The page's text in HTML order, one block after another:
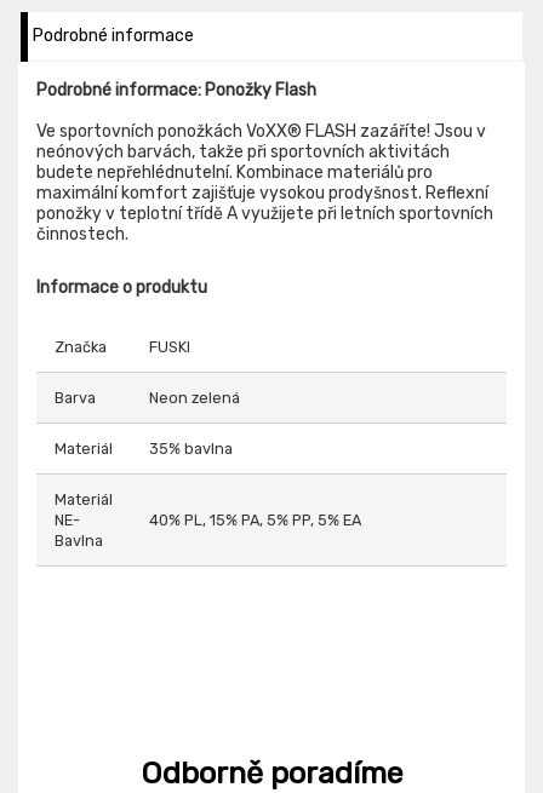
Podrobné informace
Podrobné informace: Ponožky Flash
Ve sportovních ponožkách VoXX® FLASH zazáříte! Jsou v
neónových barvách, takže při sportovních aktivitách
budete nepřehlédnutelní. Kombinace materiálů pro
maximální komfort zajišťuje vysokou prodyšnost. Reflexní
ponožky v teplotní třídě A využijete při letních sportovních
činnostech.
Informace o produktu
Značka FUSKI
Barva Neon zelená
Materiál 35% bavlna
Materiál
NE-
Bavlna
40% PL, 15% PA, 5% PP, 5% EA
Odborně poradíme